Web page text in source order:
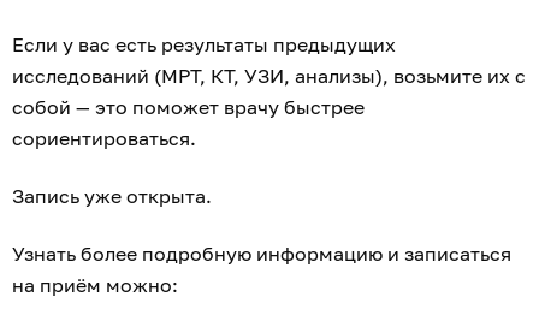
Если у вас есть результаты предыдущих
исследований (МРТ, КТ, УЗИ, анализы), возьмите их с
собой — это поможет врачу быстрее
сориентироваться.
Запись уже открыта.
Узнать более подробную информацию и записаться
на приём можно: